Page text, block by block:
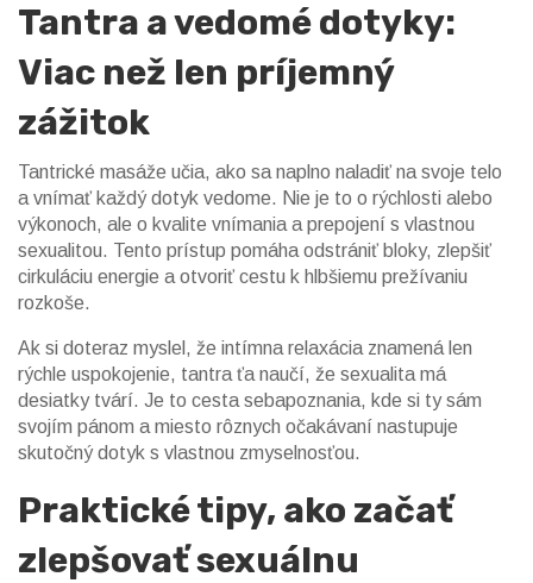
Tantra a vedomé dotyky:
Viac než len príjemný
zážitok
Tantrické masáže učia, ako sa naplno naladiť na svoje telo
a vnímať každý dotyk vedome. Nie je to o rýchlosti alebo
výkonoch, ale o kvalite vnímania a prepojení s vlastnou
sexualitou. Tento prístup pomáha odstrániť bloky, zlepšiť
cirkuláciu energie a otvoriť cestu k hlbšiemu prežívaniu
rozkoše.
Ak si doteraz myslel, že intímna relaxácia znamená len
rýchle uspokojenie, tantra ťa naučí, že sexualita má
desiatky tvárí. Je to cesta sebapoznania, kde si ty sám
svojím pánom a miesto rôznych očakávaní nastupuje
skutočný dotyk s vlastnou zmyselnosťou.
Praktické tipy, ako začať
zlepšovať sexuálnu